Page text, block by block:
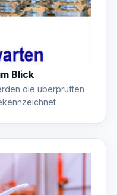
Blick
die überprüften